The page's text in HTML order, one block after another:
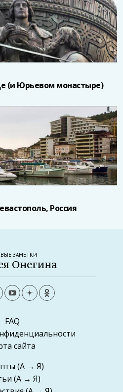
(и Юрьевом монастыре)
Россия
ЗАМЕТКИ
Онегина
FAQ
сайта
(А → Я)
(А → Я)